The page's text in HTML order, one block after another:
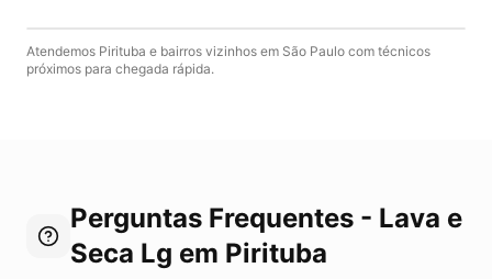
Atendemos Pirituba e bairros vizinhos em São Paulo com técnicos
próximos para chegada rápida.
Perguntas Frequentes - Lava e
Seca Lg em Pirituba